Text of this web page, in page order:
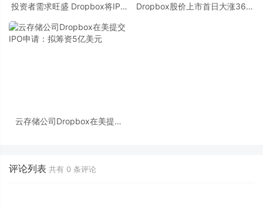
投资者需求旺盛 Dropbox将IPO
Dropbox股价上市首日大涨36%
云存储公司Dropbox在美提交
评论列表 共有 0 条评论